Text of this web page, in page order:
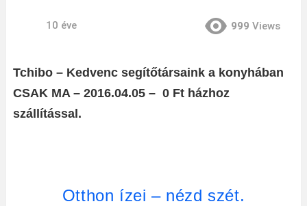
10 éve 999 Views
Tchibo – Kedvenc segítőtársaink a konyhában
CSAK MA – 2016.04.05 – 0 Ft házhoz
szállítással.
Otthon ízei – nézd szét.